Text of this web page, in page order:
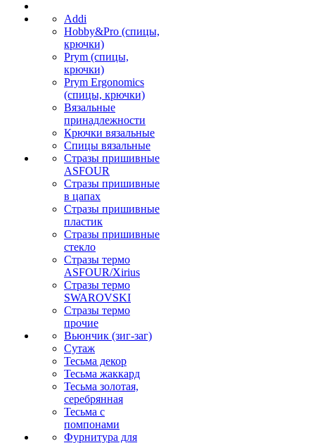
Addi
Hobby&Pro (спицы,
крючки)
Prym (спицы,
крючки)
Prym Ergonomics
(спицы, крючки)
Вязальные
принадлежности
Крючки вязальные
Спицы вязальные
Стразы пришивные
ASFOUR
Стразы пришивные
в цапах
Стразы пришивные
пластик
Стразы пришивные
стекло
Стразы термо
ASFOUR/Xirius
Стразы термо
SWAROVSKI
Стразы термо
прочие
Вьюнчик (зиг-заг)
Сутаж
Тесьма декор
Тесьма жаккард
Тесьма золотая,
серебрянная
Тесьма с
помпонами
Фурнитура для